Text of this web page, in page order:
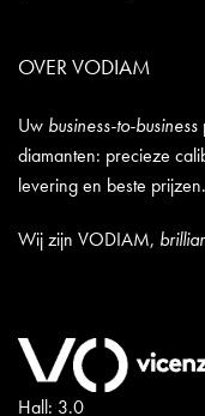
OVER VODIAM
Uw business-to-business
diamanten: precieze
levering en beste prijzen.
Wij zijn VODIAM,
Hall: 3.0